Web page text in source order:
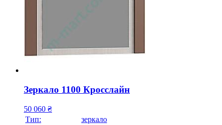
Зеркало 1100 Кросслайн
50 060 ₴
Тип:
зеркало